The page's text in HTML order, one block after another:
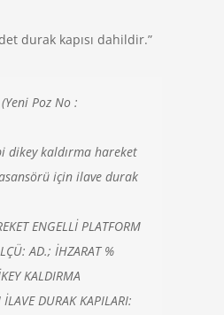
durak kapısı dahildir.”
Poz No :
dikey kaldırma hareket
için ilave durak
ENGELLİ PLATFORM
AD.; İHZARAT %
KALDIRMA
DURAK KAPILARI: